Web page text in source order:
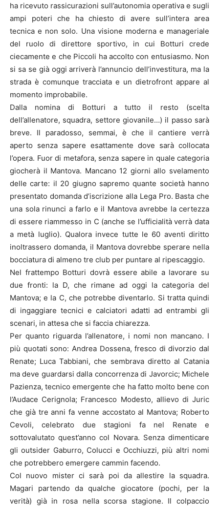
ha ricevuto rassicurazioni sull’autonomia operativa e sugli
ampi poteri che ha chiesto di avere sull’intera area
tecnica e non solo. Una visione moderna e manageriale
del ruolo di direttore sportivo, in cui Botturi crede
ciecamente e che Piccoli ha accolto con entusiasmo. Non
si sa se già oggi arriverà l’annuncio dell’investitura, ma la
strada è comunque tracciata e un dietrofront appare al
momento improbabile.
Dalla nomina di Botturi a tutto il resto (scelta
dell’allenatore, squadra, settore giovanile…) il passo sarà
breve. Il paradosso, semmai, è che il cantiere verrà
aperto senza sapere esattamente dove sarà collocata
l’opera. Fuor di metafora, senza sapere in quale categoria
giocherà il Mantova. Mancano 12 giorni allo svelamento
delle carte: il 20 giugno sapremo quante società hanno
presentato domanda d’iscrizione alla Lega Pro. Basta che
una sola rinunci a farlo e il Mantova avrebbe la certezza
di essere riammesso in C (anche se l’ufficialità verrà data
a metà luglio). Qualora invece tutte le 60 aventi diritto
inoltrassero domanda, il Mantova dovrebbe sperare nella
bocciatura di almeno tre club per puntare al ripescaggio.
Nel frattempo Botturi dovrà essere abile a lavorare su
due fronti: la D, che rimane ad oggi la categoria del
Mantova; e la C, che potrebbe diventarlo. Si tratta quindi
di ingaggiare tecnici e calciatori adatti ad entrambi gli
scenari, in attesa che si faccia chiarezza.
Per quanto riguarda l’allenatore, i nomi non mancano. I
più quotati sono: Andrea Dossena, fresco di divorzio dal
Renate; Luca Tabbiani, che sembrava diretto al Catania
ma deve guardarsi dalla concorrenza di Javorcic; Michele
Pazienza, tecnico emergente che ha fatto molto bene con
l’Audace Cerignola; Francesco Modesto, allievo di Juric
che già tre anni fa venne accostato al Mantova; Roberto
Cevoli, celebrato due stagioni fa nel Renate e
sottovalutato quest’anno col Novara. Senza dimenticare
gli outsider Gaburro, Colucci e Occhiuzzi, più altri nomi
che potrebbero emergere cammin facendo.
Col nuovo mister ci sarà poi da allestire la squadra.
Magari partendo da qualche giocatore (pochi, per la
verità) già in rosa nella scorsa stagione. Il colpaccio